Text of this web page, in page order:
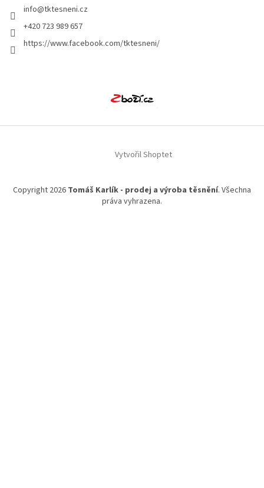
info@tktesneni.cz
+420 723 989 657
https://www.facebook.com/tktesneni/
Vytvořil Shoptet
Copyright 2026 Tomáš Karlík - prodej a výroba těsnění. Všechna
práva vyhrazena.